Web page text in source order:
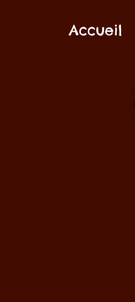
Accueil